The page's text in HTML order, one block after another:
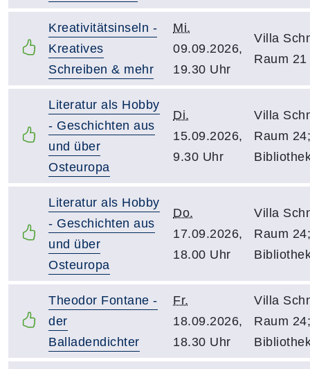
Kreativitätsinseln -
Kreatives
Schreiben & mehr
Mi.
09.09.2026,
19.30 Uhr
Villa
Raum 21
Literatur als Hobby
- Geschichten aus
und über
Osteuropa
Di.
15.09.2026,
9.30 Uhr
Villa
Raum 24;
Literatur als Hobby
- Geschichten aus
und über
Osteuropa
Do.
17.09.2026,
18.00 Uhr
Villa
Raum 24;
Theodor Fontane -
der
Balladendichter
Fr.
18.09.2026,
18.30 Uhr
Villa
Raum 24;